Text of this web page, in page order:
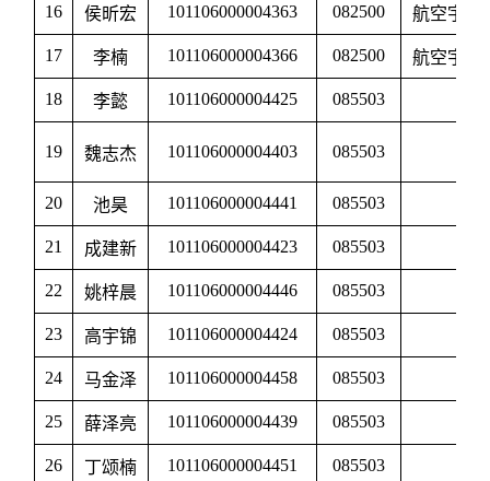
16 侯昕宏 101106000004363 082500 航空宇航
17 李楠 101106000004366 082500 航空宇航
18 李懿 101106000004425 085503
19 魏志杰 101106000004403 085503
20 池昊 101106000004441 085503
21 成建新 101106000004423 085503
22 姚梓晨 101106000004446 085503
23 高宇锦 101106000004424 085503
24 马金泽 101106000004458 085503
25 薛泽亮 101106000004439 085503
26 丁颂楠 101106000004451 085503